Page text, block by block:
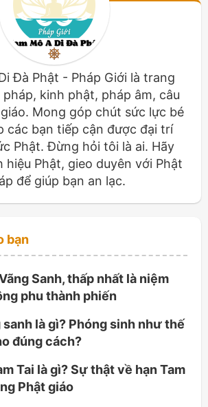
Đà Phật - Pháp Giới là trang
kinh phật, pháp âm, câu
Mong góp chút sức lực bé
các bạn tiếp cận được đại trí
Phật. Đừng hỏi tôi là ai. Hãy
hiệu Phật, gieo duyên với Phật
để giúp bạn an lạc.
bạn
Sanh, thấp nhất là niệm
phu thành phiến
sanh là gì? Phóng sinh như thế
đúng cách?
Tai là gì? Sự thật về hạn Tam
Phật giáo